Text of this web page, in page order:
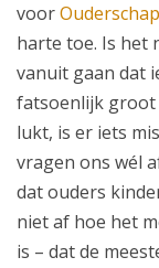
voor
harte toe. Is het
vanuit gaan dat
fatsoenlijk groot
lukt, is er iets
vragen ons wél
dat ouders
niet af hoe het
is – dat de